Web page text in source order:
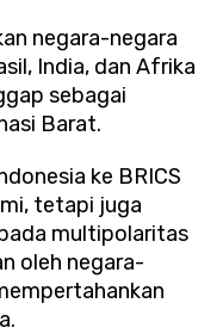
negara-negara
India, dan Afrika
sebagai
Barat.
ke BRICS
tetapi juga
multipolaritas
oleh negara-